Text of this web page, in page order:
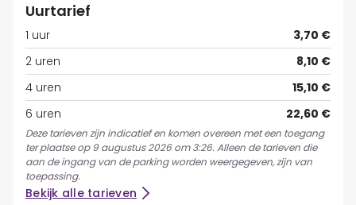
Uurtarief
1 uur
3,70 €
2 uren
8,10 €
4 uren
15,10 €
6 uren
22,60 €
Deze tarieven zijn indicatief en komen overeen met een toegang
ter plaatse op 9 augustus 2026 om 3:26. Alleen de tarieven die
aan de ingang van de parking worden weergegeven, zijn van
toepassing.
Bekijk alle tarieven